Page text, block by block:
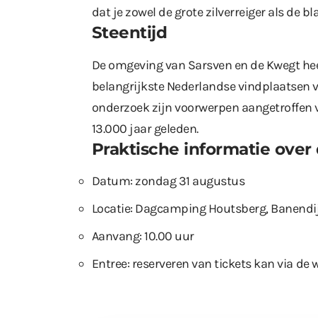
dat je zowel de grote zilverreiger als de
Steentijd
De omgeving van Sarsven en de Kwegt
belangrijkste Nederlandse vindplaatsen
onderzoek zijn voorwerpen aangetroffen
13.000 jaar geleden.
Praktische informatie over
Datum: zondag 31 augustus
Locatie: Dagcamping Houtsberg,
Aanvang: 10.00 uur
Entree: reserveren van tickets kan via de